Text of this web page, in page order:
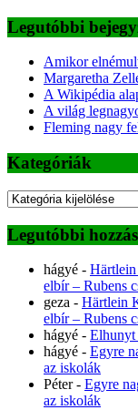
Legutóbbi
Amikor
Margaretha
A Wikipédia
A világ
Fleming nagy
Kategóriák
Kategóriák
Legutóbbi
hágyé -
elbír – Rubens
geza - Härtlein
elbír – Rubens
hágyé - Elhunyt
hágyé - Egyre
az iskolák
Péter- Egyre
az iskolák